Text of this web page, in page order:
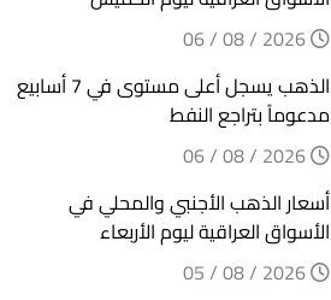
الذهب يسجل أعلى مستوى في 7 أسابيع
مدعوماً بتراجع النفط
أسعار الذهب الأجنبي والمحلي في
الأسواق العراقية ليوم الأربعاء